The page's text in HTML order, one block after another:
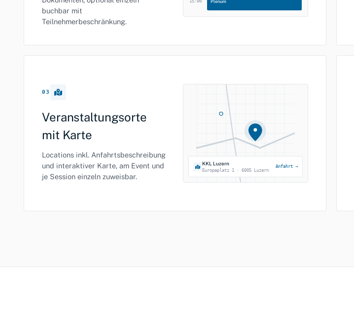
buchbar mit
Teilnehmerbeschränkung.
Plenum
03
Veranstaltungsorte
mit Karte
Locations inkl. Anfahrtsbeschreibung
und interaktiver Karte, am Event und
je Session einzeln zuweisbar.
KKL Luzern
Europaplatz 1 · 6005 Luzern
Anfahrt →